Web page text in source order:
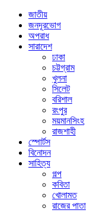
জাতীয়
জনদূরভোগ
অপরাধ
সারাদেশ
ঢাকা
চট্টগ্রাম
খুলনা
সিলেট
বরিশাল
রংপুর
ময়মানসিংহ
রাজশাহী
স্পোর্টস
বিনোদন
সাহিত্য
গল্প
কবিতা
খোলামত
রাজের পাতা